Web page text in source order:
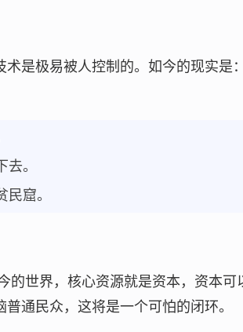
是极易被人控制的。如今的现实是：
。
窟。
的世界，核心资源就是资本，资本可
通民众，这将是一个可怕的闭环。